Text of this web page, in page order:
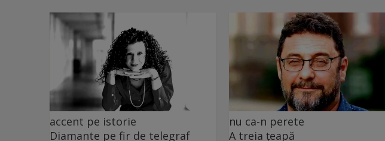
accent pe istorie
Diamante pe fir de telegraf
nu ca-n perete
A treia țeapă